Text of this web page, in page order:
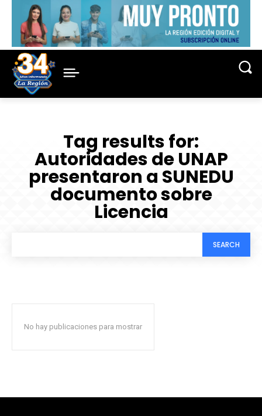
Tag results for:
Autoridades de UNAP
presentaron a SUNEDU
documento sobre
Licencia
SEARCH
No hay publicaciones para mostrar